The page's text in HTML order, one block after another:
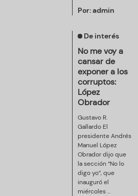
Por:admin
De interés
No me voy a
cansar de
exponer a los
corruptos:
López
Obrador
Gustavo R.
Gallardo El
presidente Andrés
Manuel López
Obrador dijo que
la sección “No lo
digo yo”, que
inauguró el
miércoles ...